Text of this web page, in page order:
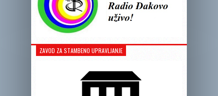
ZAVOD ZA STAMBENO UPRAVLJANJE